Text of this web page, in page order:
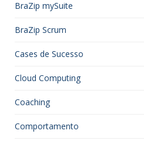
BraZip mySuite
BraZip Scrum
Cases de Sucesso
Cloud Computing
Coaching
Comportamento